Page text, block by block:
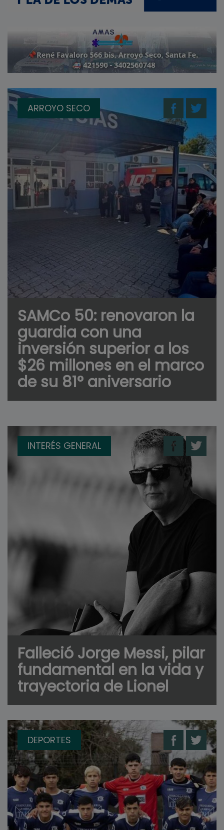
ARROYO SECO
SAMCo 50: renovaron la
guardia con una
inversión superior a los
$26 millones en el marco
de su 81° aniversario
INTERÉS GENERAL
Falleció Jorge Messi, pilar
fundamental en la vida y
trayectoria de Lionel
DEPORTES